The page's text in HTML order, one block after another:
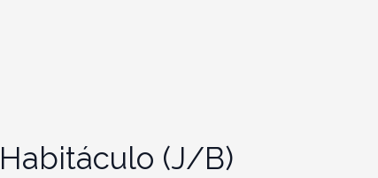
(J/B)